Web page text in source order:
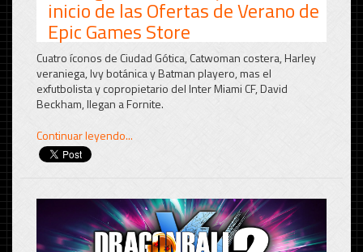
inicio de las Ofertas de Verano de
Epic Games Store
Cuatro íconos de Ciudad Gótica, Catwoman costera, Harley
veraniega, Ivy botánica y Batman playero, mas el
exfutbolista y copropietario del Inter Miami CF, David
Beckham, llegan a Fornite.
Continuar leyendo...